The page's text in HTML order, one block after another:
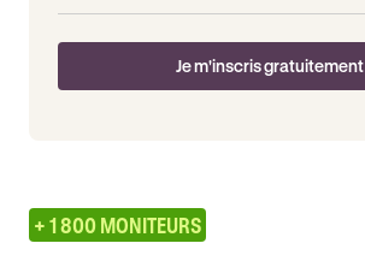
Je m'inscris gratuitement
+ 1 800 MONITEURS